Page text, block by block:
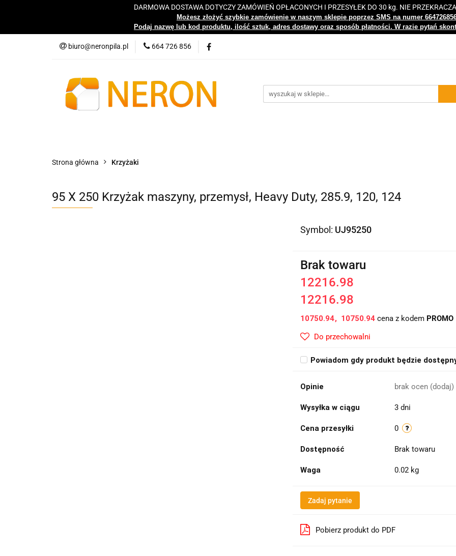
DARMOWA DOSTAWA DOTYCZY ZAMÓWIEŃ OPŁACONYCH I PRZESYŁEK DO 30 kg. NIE
Możesz złożyć szybkie zamówienie w naszym sklepie poprzez SMS na numer
Podaj nazwę lub kod produktu, ilość sztuk, adres dostawy oraz sposób płatności. W razie pytań
biuro@neronpila.pl 664 726 856
Katalogi Nowości Bestsellery Kontakt Centrum
Strona główna Krzyżaki
95 X 250 Krzyżak maszyny, przemysł, Heavy Duty, 285.9, 120, 124
Symbol: UJ95250
Brak towaru
12216.98
12216.98
10750.94 10750.94cena z kodem PROMO
Do przechowalni
Powiadom gdy produkt będzie
Opinie brak ocen (dodaj)
Wysyłka w ciągu 3 dni
Cena przesyłki 0
Dostępność Brak towaru
Waga 0.02 kg
Zadaj pytanie
Pobierz produkt do PDF